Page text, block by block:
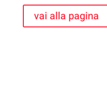
vai alla pagina